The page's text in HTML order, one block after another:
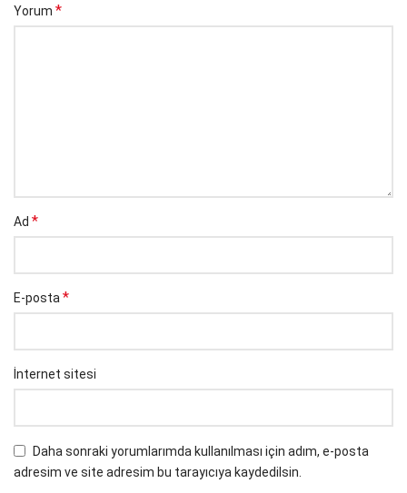
Yorum *
Ad *
E-posta *
İnternet sitesi
Daha sonraki yorumlarımda kullanılması için adım, e-posta
adresim ve site adresim bu tarayıcıya kaydedilsin.